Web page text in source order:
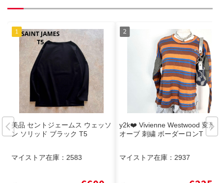
美品 セントジェームス ウェッソ
ン ソリッド ブラック T5
マイストア在庫： 2583
y2k❤️ Vivienne Westwood 変形
オーブ 刺繍 ボーダーロンT
マイストア在庫： 2937